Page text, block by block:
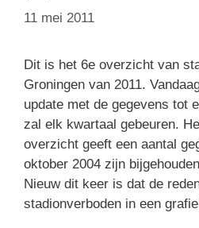
11 mei 2011
Dit is het 6e overzicht van
Groningen van 2011.
update met de gegevens tot
zal elk kwartaal gebeuren.
overzicht geeft een aantal
oktober 2004 zijn
Nieuw dit keer is dat de
stadionverboden in een